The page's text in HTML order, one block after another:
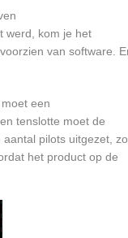
werd, kom je het
van software.
een
tenslotte moet de
pilots uitgezet,
het product op de